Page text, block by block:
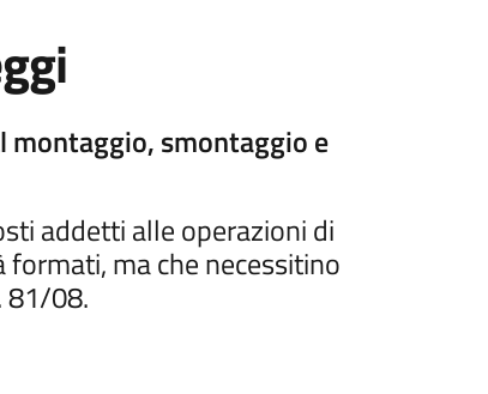
montaggio, smontaggio e
addetti alle operazioni di
ma che necessitino
81/08.